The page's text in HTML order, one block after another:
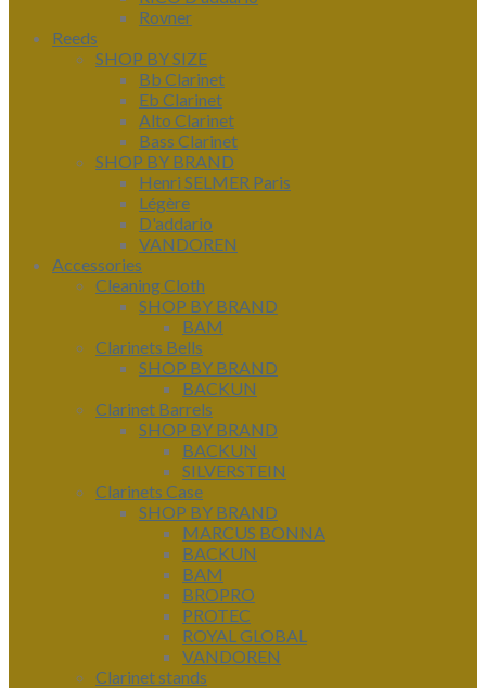
Rovner
Reeds
SHOP BY SIZE
Bb Clarinet
Eb Clarinet
Alto Clarinet
Bass Clarinet
SHOP BY BRAND
Henri SELMER Paris
Légère
D'addario
VANDOREN
Accessories
Cleaning Cloth
SHOP BY BRAND
BAM
Clarinets Bells
SHOP BY BRAND
BACKUN
Clarinet Barrels
SHOP BY BRAND
BACKUN
SILVERSTEIN
Clarinets Case
SHOP BY BRAND
MARCUS BONNA
BACKUN
BAM
BROPRO
PROTEC
ROYAL GLOBAL
VANDOREN
Clarinet stands